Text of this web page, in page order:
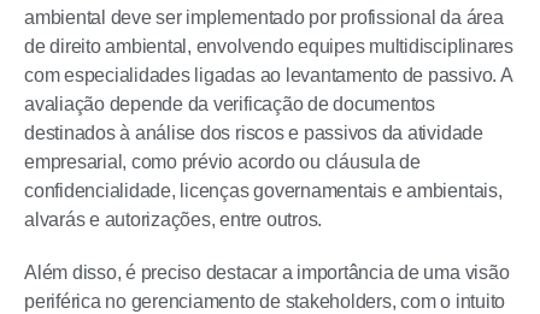
ambiental deve ser implementado por profissional da área
de direito ambiental, envolvendo equipes multidisciplinares
com especialidades ligadas ao levantamento de passivo. A
avaliação depende da verificação de documentos
destinados à análise dos riscos e passivos da atividade
empresarial, como prévio acordo ou cláusula de
confidencialidade, licenças governamentais e ambientais,
alvarás e autorizações, entre outros.
Além disso, é preciso destacar a importância de uma visão
periférica no gerenciamento de stakeholders, com o intuito